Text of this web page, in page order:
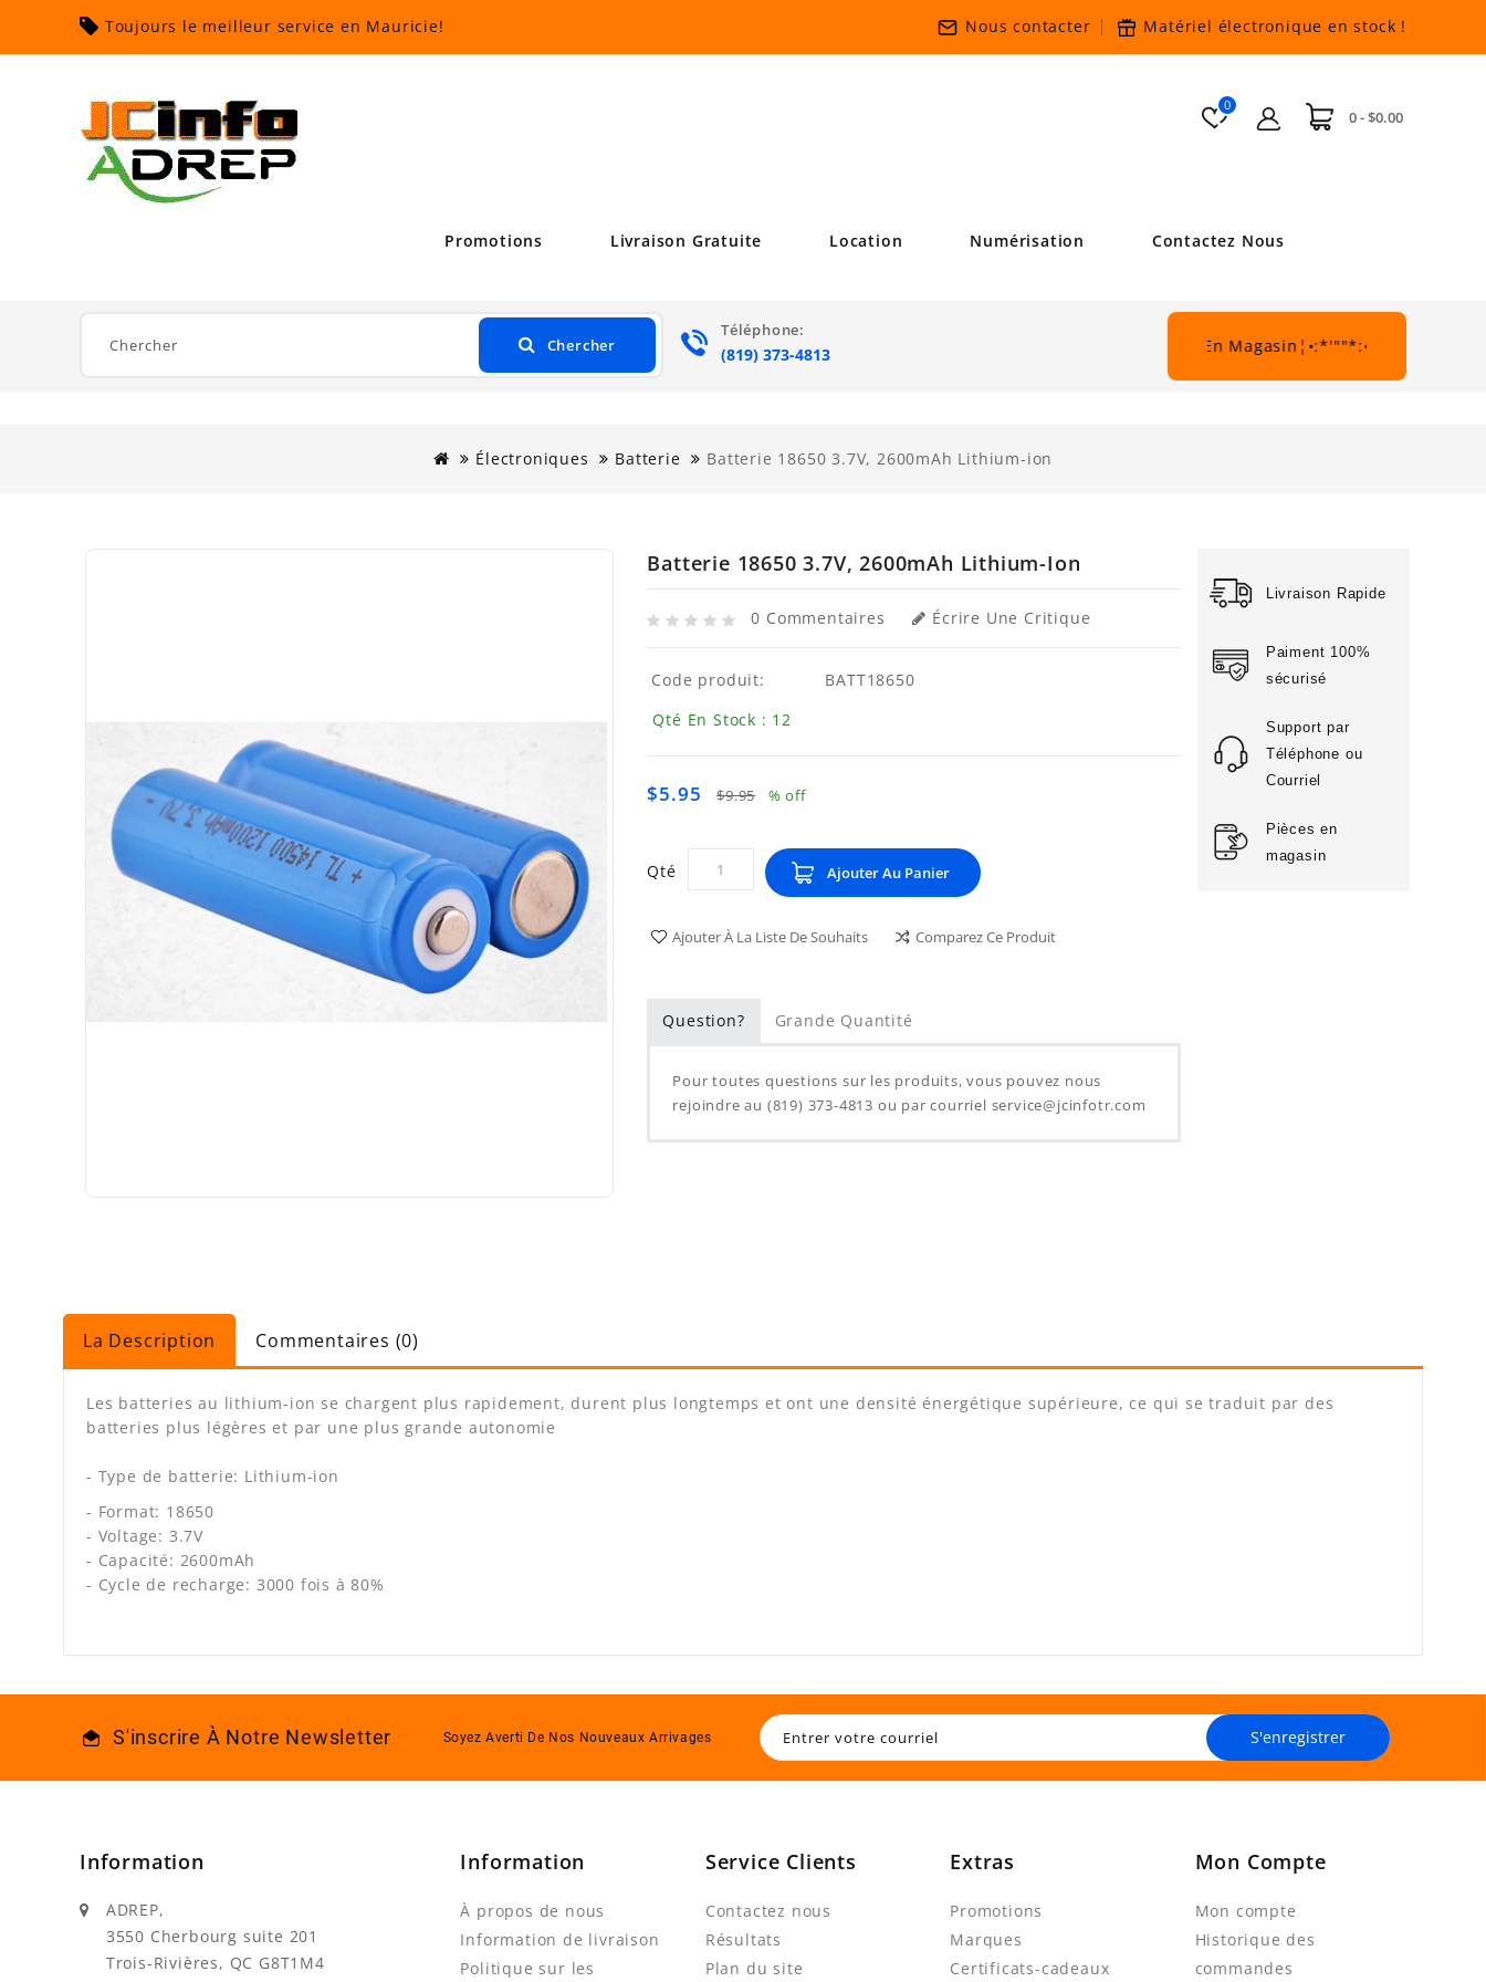
Toujours le meilleur service en Mauricie! Matériel électronique en stock !
Nous contacter
0 - $0.00
0
Promotions Livraison Gratuite Location Numérisation Contactez Nous
Chercher
Téléphone:
(819) 373-4813 .•:*'""*:•¦De Beau Rabais En Magasin¦•:*'""*:•.
Électroniques Batterie Batterie 18650 3.7V, 2600mAh Lithium-ion
Batterie 18650 3.7V, 2600mAh Lithium-Ion
0 Commentaires Écrire Une Critique
Code produit:
BATT18650
Qté En Stock : 12
$5.95 $9.95 % off
Qté Ajouter Au Panier
Ajouter À La Liste De Souhaits Comparez Ce Produit
Question? Grande Quantité
Pour toutes questions sur les produits, vous pouvez nous
rejoindre au (819) 373-4813 ou par courriel service@jcinfotr.com
Livraison Rapide
Paiment 100%
sécurisé
Support par
Téléphone ou
Courriel
Pièces en
magasin
La Description Commentaires (0)
Les batteries au lithium-ion se chargent plus rapidement, durent plus longtemps et ont une densité énergétique supérieure, ce qui se traduit par des
batteries plus légères et par une plus grande autonomie
- Type de batterie: Lithium-ion
- Format: 18650
- Voltage: 3.7V
- Capacité: 2600mAh
- Cycle de recharge: 3000 fois à 80%
S'inscrire À Notre Newsletter Soyez Averti De Nos Nouveaux Arrivages S'enregistrer
Information
ADREP,
3550 Cherbourg suite 201
Trois-Rivières, QC G8T1M4
Information
À propos de nous
Information de livraison
Politique sur les
Service Clients
Contactez nous
Résultats
Plan du site
Extras
Promotions
Marques
Certificats-cadeaux
Mon Compte
Mon compte
Historique des
commandes